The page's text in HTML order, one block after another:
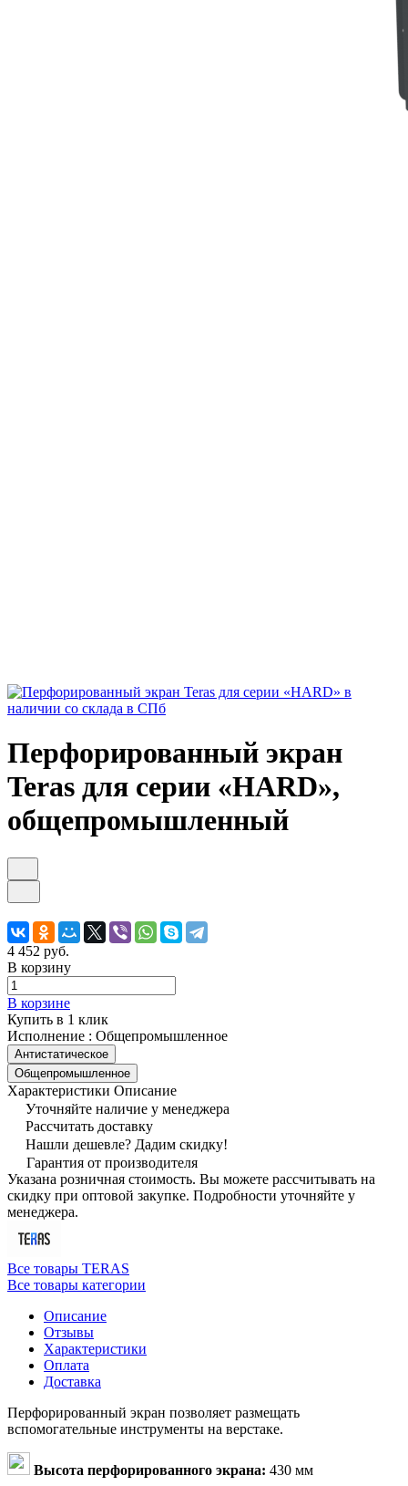
Перфорированный экран
Teras для серии «HARD»,
общепромышленный
4 452 руб.
В корзину
В корзине
Купить в 1 клик
Исполнение : Общепромышленное
Антистатическое
Общепромышленное
Характеристики Описание
Уточняйте наличие у менеджера
Рассчитать доставку
Нашли дешевле? Дадим скидку!
Гарантия от производителя
Указана розничная стоимость. Вы можете рассчитывать на
скидку при оптовой закупке. Подробности уточняйте у
менеджера.
Все товары TERAS
Все товары категории
Описание
Отзывы
Характеристики
Оплата
Доставка
Перфорированный экран позволяет размещать
вспомогательные инструменты на верстаке.
Высота перфорированного экрана: 430 мм